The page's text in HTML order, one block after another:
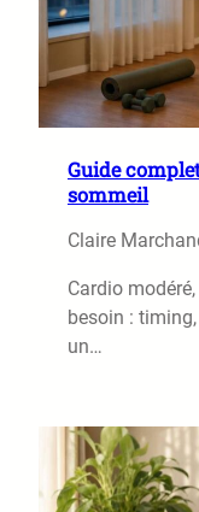
Guide
sommeil
Claire
Cardio
besoin :
un…